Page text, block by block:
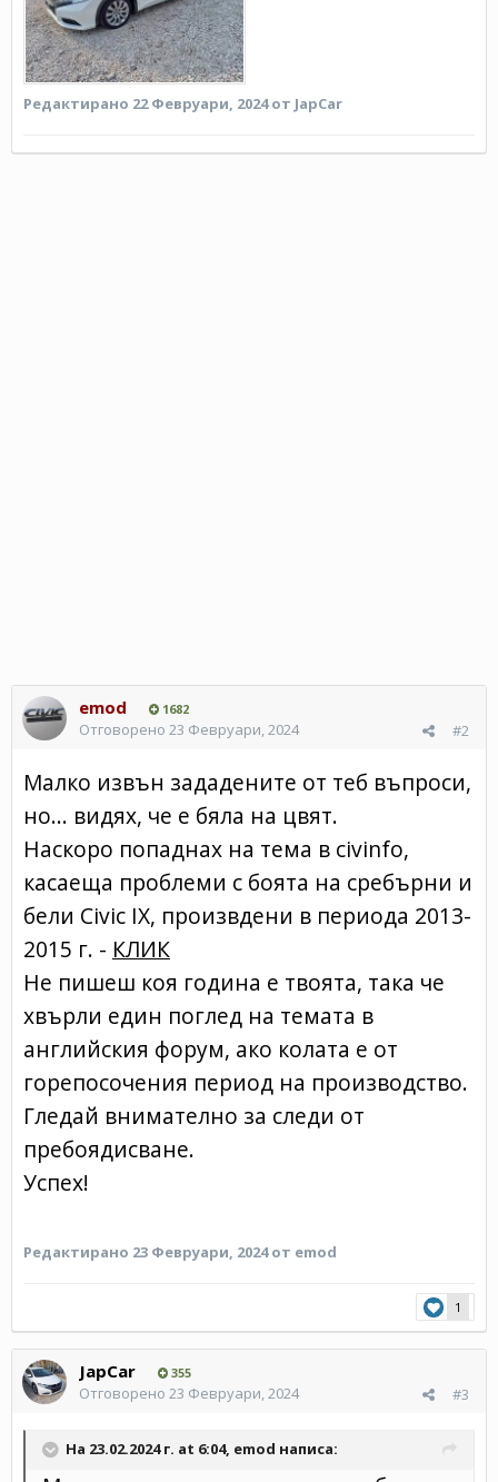
Редактирано 22 Февруари, 2024от JapCar
emod 1682
#2
Отговорено 23 Февруари, 2024
Малко извън зададените от теб въпроси,
но... видях, че е бяла на цвят.
Наскоро попаднах на тема в civinfo,
касаеща проблеми с боята на сребърни и
бели Civic IX, произвдени в периода 2013-
2015 г. - КЛИК
Не пишеш коя година е твоята, така че
хвърли един поглед на темата в
английския форум, ако колата е от
горепосочения период на производство.
Гледай внимателно за следи от
пребоядисване.
Успех!
Редактирано 23 Февруари, 2024от emod
1
JapCar 355
#3
Отговорено 23 Февруари, 2024
На 23.02.2024 г. at 6:04, emod написа: